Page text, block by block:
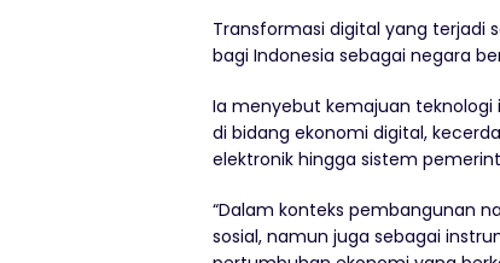
Transformasi digital yang terjadi
bagi Indonesia sebagai negara
Ia menyebut kemajuan teknologi
di bidang ekonomi digital,
elektronik hingga sistem
“Dalam konteks pembangunan
sosial, namun juga sebagai